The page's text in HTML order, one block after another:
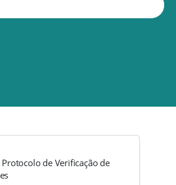
Protocolo de Verificação de